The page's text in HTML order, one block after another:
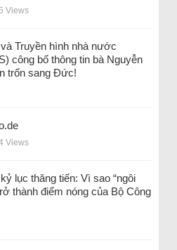
Views
Truyền hình nhà nước
công bố thông tin bà Nguyễn
trốn sang Đức!
Views
lục thăng tiến: Vì sao “ngôi
thành điểm nóng của Bộ Công